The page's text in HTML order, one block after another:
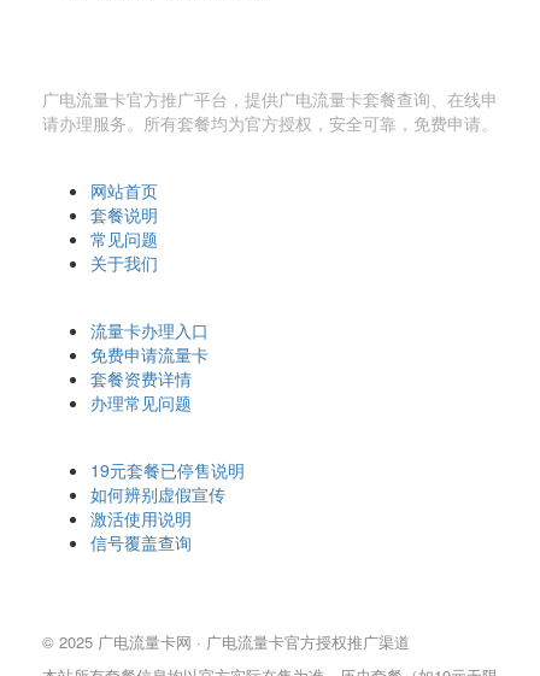
广电流量卡官方推广平台，提供广电流量卡套餐查询、在线申
请办理服务。所有套餐均为官方授权，安全可靠，免费申请。
网站首页
套餐说明
常见问题
关于我们
流量卡办理入口
免费申请流量卡
套餐资费详情
办理常见问题
19元套餐已停售说明
如何辨别虚假宣传
激活使用说明
信号覆盖查询
© 2025 广电流量卡网 · 广电流量卡官方授权推广渠道